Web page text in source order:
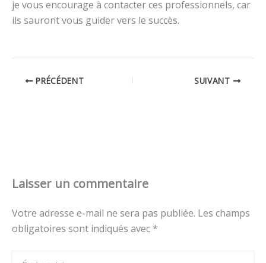
je vous encourage à contacter ces professionnels, car
ils sauront vous guider vers le succès.
PRÉCÉDENT SUIVANT
Laisser un commentaire
Votre adresse e-mail ne sera pas publiée. Les champs
obligatoires sont indiqués avec *